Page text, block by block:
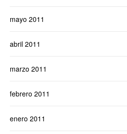
mayo 2011
abril 2011
marzo 2011
febrero 2011
enero 2011